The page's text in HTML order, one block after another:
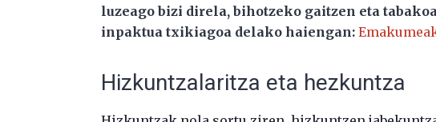
luzeago bizi direla, bihotzeko gaitzen eta
inpaktua txikiagoa delako haiengan:
Hizkuntzalaritza eta hezkuntza